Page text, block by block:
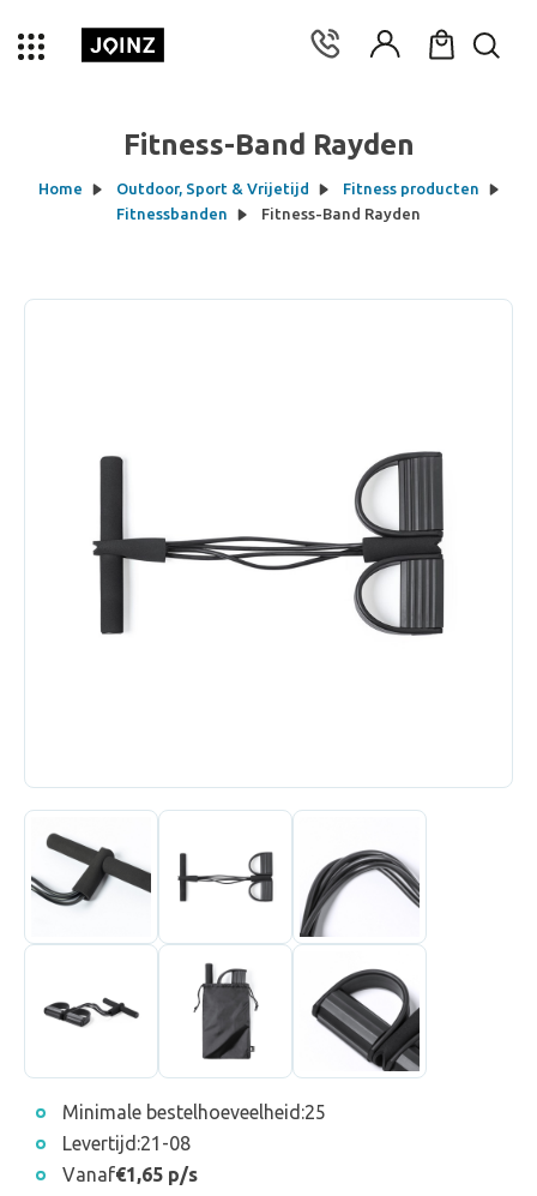
Fitness-Band Rayden
Home Outdoor, Sport & Vrijetijd
Fitness producten
Fitnessbanden
Fitness-Band Rayden
Minimale bestelhoeveelheid:25
Levertijd:21-08
Vanaf€1,65 p/s